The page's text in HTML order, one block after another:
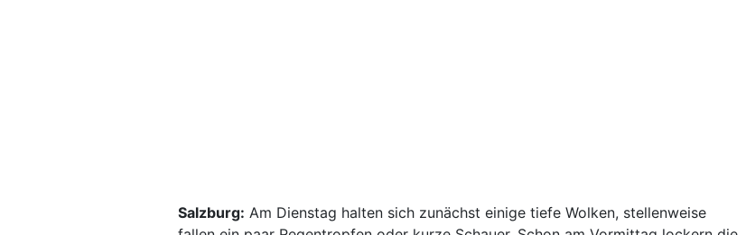
Salzburg: Am Dienstag halten sich zunächst einige tiefe Wolken, stellenweise